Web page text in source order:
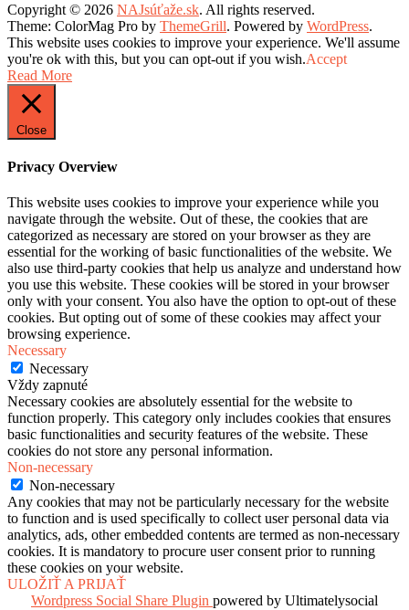
Copyright © 2026 NAJsúťaže.sk. All rights reserved.
Theme: ColorMag Pro by ThemeGrill. Powered by WordPress.
This website uses cookies to improve your experience. We'll assume
you're ok with this, but you can opt-out if you wish.Accept
Read More
Close
Privacy Overview
This website uses cookies to improve your experience while you
navigate through the website. Out of these, the cookies that are
categorized as necessary are stored on your browser as they are
essential for the working of basic functionalities of the website. We
also use third-party cookies that help us analyze and understand how
you use this website. These cookies will be stored in your browser
only with your consent. You also have the option to opt-out of these
cookies. But opting out of some of these cookies may affect your
browsing experience.
Necessary
Necessary
Vždy zapnuté
Necessary cookies are absolutely essential for the website to
function properly. This category only includes cookies that ensures
basic functionalities and security features of the website. These
cookies do not store any personal information.
Non-necessary
Non-necessary
Any cookies that may not be particularly necessary for the website
to function and is used specifically to collect user personal data via
analytics, ads, other embedded contents are termed as non-necessary
cookies. It is mandatory to procure user consent prior to running
these cookies on your website.
ULOŽIŤ A PRIJAŤ
Wordpress Social Share Plugin powered by Ultimatelysocial